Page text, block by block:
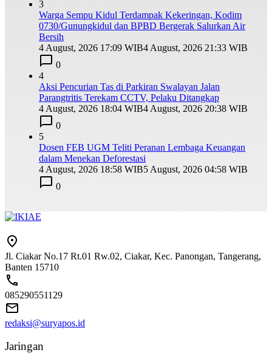
3
Warga Sempu Kidul Terdampak Kekeringan, Kodim
0730/Gunungkidul dan BPBD Bergerak Salurkan Air
Bersih
4 August, 2026 17:09 WIB4 August, 2026 21:33 WIB
0
4
Aksi Pencurian Tas di Parkiran Swalayan Jalan
Parangtritis Terekam CCTV, Pelaku Ditangkap
4 August, 2026 18:04 WIB4 August, 2026 20:38 WIB
0
5
Dosen FEB UGM Teliti Peranan Lembaga Keuangan
dalam Menekan Deforestasi
4 August, 2026 18:58 WIB5 August, 2026 04:58 WIB
0
Jl. Ciakar No.17 Rt.01 Rw.02, Ciakar, Kec. Panongan, Tangerang,
Banten 15710
085290551129
redaksi@suryapos.id
Jaringan